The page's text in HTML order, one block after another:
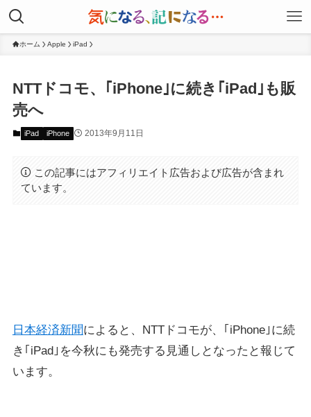
ホーム Apple iPad
NTTドコモ、｢iPhone｣に続き｢iPad｣も販
売へ
iPad iPhone 2013年9月11日
この記事にはアフィリエイト広告および広告が含まれ
ています。
日本経済新聞によると、NTTドコモが、｢iPhone｣に続
き｢iPad｣を今秋にも発売する見通しとなったと報じて
います。